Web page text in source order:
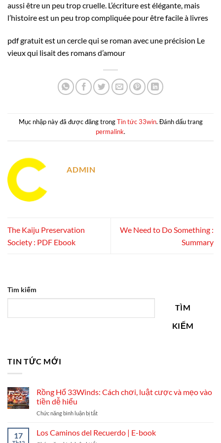
aussi être un peu trop cruelle. L’écriture est élégante, mais
l’histoire est un peu trop compliquée pour être facile à livres
pdf gratuit est un cercle qui se roman avec une précision Le
vieux qui lisait des romans d’amour
Mục nhập này đã được đăng trongTin tức 33win. Đánh dấu trang
permalink.
ADMIN
The Kaiju Preservation
Society : PDF Ebook
We Need to Do Something :
Summary
Tìm kiếm
TÌM
KIẾM
TIN TỨC MỚI
Rồng Hổ 33Winds: Cách chơi, luật cược và mẹo vào
tiền dễ hiểu
Chức năng bình luận bị tắtở
Hổ
33Winds:
17 Los Caminos del Recuerdo | E-book